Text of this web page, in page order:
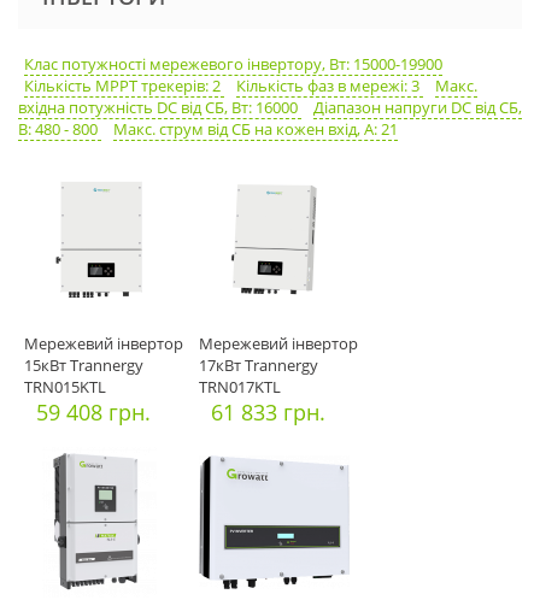
Клас потужності мережевого інвертору, Вт: 15000-19900
Кількість MPPT трекерів: 2
Кількість фаз в мережі: 3
Макс.
вхідна потужність DC від СБ, Вт: 16000
Діапазон напруги DC від СБ,
В: 480 - 800
Макс. струм від СБ на кожен вхід, А: 21
Мережевий інвертор
15кВт Trannergy
TRN015KTL
59 408 грн.
Мережевий інвертор
17кВт Trannergy
TRN017KTL
61 833 грн.